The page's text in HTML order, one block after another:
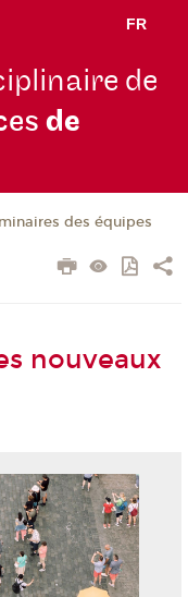
FR
de
de
des équipes
nouveaux